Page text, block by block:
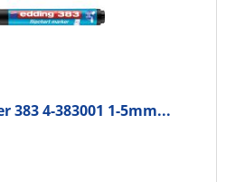
4-383001 1-5mm...